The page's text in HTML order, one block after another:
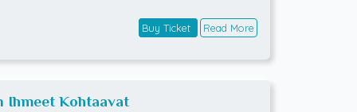
Buy Ticket Read More
Ihmeet Kohtaavat